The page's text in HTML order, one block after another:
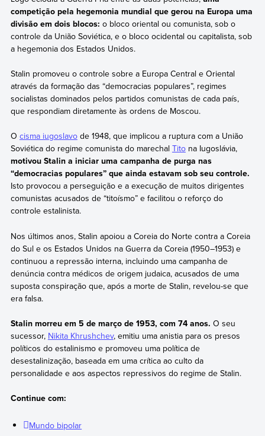
competição pela hegemonia mundial que gerou na Europa uma
divisão em dois blocos: o bloco oriental ou comunista, sob o
controle da União Soviética, e o bloco ocidental ou capitalista, sob
a hegemonia dos Estados Unidos.
Stalin promoveu o controle sobre a Europa Central e Oriental
através da formação das “democracias populares”, regimes
socialistas dominados pelos partidos comunistas de cada país,
que respondiam diretamente às ordens de Moscou.
O cisma iugoslavode 1948, que implicou a ruptura com a União
Soviética do regime comunista do marechal Titona Iugoslávia,
motivou Stalin a iniciar uma campanha de purga nas
“democracias populares” que ainda estavam sob seu controle.
Isto provocou a perseguição e a execução de muitos dirigentes
comunistas acusados de “titoísmo” e facilitou o reforço do
controle estalinista.
Nos últimos anos, Stalin apoiou a Coreia do Norte contra a Coreia
do Sul e os Estados Unidos na Guerra da Coreia (1950–1953) e
continuou a repressão interna, incluindo uma campanha de
denúncia contra médicos de origem judaica, acusados de uma
suposta conspiração que, após a morte de Stalin, revelou-se que
era falsa.
Stalin morreu em 5 de março de 1953, com 74 anos. O seu
sucessor, Nikita Khrushchev, emitiu uma anistia para os presos
políticos do estalinismo e promoveu uma política de
desestalinização, baseada em uma crítica ao culto da
personalidade e aos aspectos repressivos do regime de Stalin.
Continue com:
Mundo bipolar